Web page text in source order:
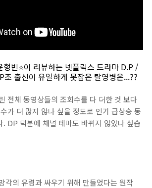
형빈⭐이 리뷰하는 넷플릭스 드라마 D.P /
조 출신이 유일하게 못잡은 탈영병은...??
전체 동영상들의 조회수를 다 더한 것 보다
가 더 많지 않나 싶을 정도로 인기 급상승 동
. DP 덕분에 채널 테마도 바뀌지 않았나 싶습
각의 유령과 싸우기 위해 만들었다는 원작